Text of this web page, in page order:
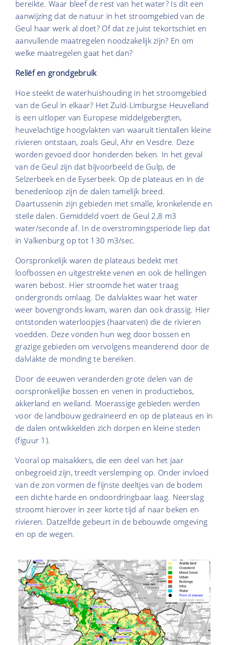
bereikte. Waar bleef de rest van het water? Is dit een
aanwijzing dat de natuur in het stroomgebied van de
Geul haar werk al doet? Of dat ze juist tekortschiet en
aanvullende maatregelen noodzakelijk zijn? En om
welke maatregelen gaat het dan?
Reliëf en grondgebruik
Hoe steekt de waterhuishouding in het stroomgebied
van de Geul in elkaar? Het Zuid-Limburgse Heuvelland
is een uitloper van Europese middelgebergten,
heuvelachtige hoogvlakten van waaruit tientallen kleine
rivieren ontstaan, zoals Geul, Ahr en Vesdre. Deze
worden gevoed door honderden beken. In het geval
van de Geul zijn dat bijvoorbeeld de Gulp, de
Selzerbeek en de Eyserbeek. Op de plateaus en in de
benedenloop zijn de dalen tamelijk breed.
Daartussenin zijn gebieden met smalle, kronkelende en
steile dalen. Gemiddeld voert de Geul 2,8 m3
water/seconde af. In de overstromingsperiode liep dat
in Valkenburg op tot 130 m3/sec.
Oorspronkelijk waren de plateaus bedekt met
loofbossen en uitgestrekte venen en ook de hellingen
waren bebost. Hier stroomde het water traag
ondergronds omlaag. De dalvlaktes waar het water
weer bovengronds kwam, waren dan ook drassig. Hier
ontstonden waterloopjes (haarvaten) die de rivieren
voedden. Deze vonden hun weg door bossen en
grazige gebieden om vervolgens meanderend door de
dalvlakte de monding te bereiken.
Door de eeuwen veranderden grote delen van de
oorspronkelijke bossen en venen in productiebos,
akkerland en weiland. Moerassige gebieden werden
voor de landbouw gedraineerd en op de plateaus en in
de dalen ontwikkelden zich dorpen en kleine steden
(figuur 1).
Vooral op maisakkers, die een deel van het jaar
onbegroeid zijn, treedt verslemping op. Onder invloed
van de zon vormen de fijnste deeltjes van de bodem
een dichte harde en ondoordringbaar laag. Neerslag
stroomt hierover in zeer korte tijd af naar beken en
rivieren. Datzelfde gebeurt in de bebouwde omgeving
en op de wegen.